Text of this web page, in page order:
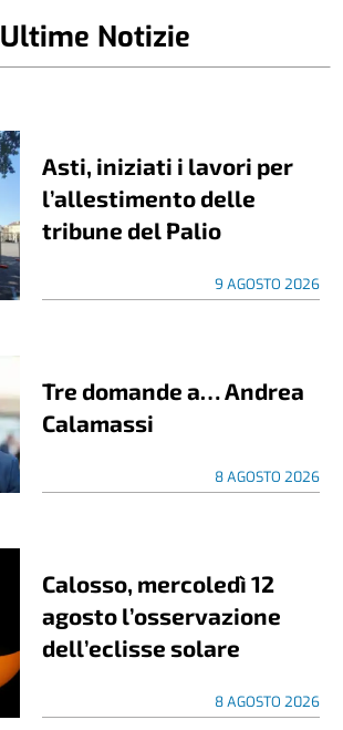
Ultime Notizie
Asti, iniziati i lavori per
l’allestimento delle
tribune del Palio
9 AGOSTO 2026
Tre domande a… Andrea
Calamassi
8 AGOSTO 2026
Calosso, mercoledì 12
agosto l’osservazione
dell’eclisse solare
8 AGOSTO 2026